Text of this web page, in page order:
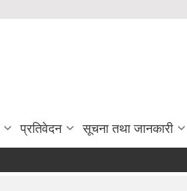
प्रतिवेदन सूचना तथा जानकारी